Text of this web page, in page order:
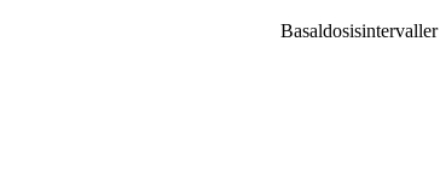
Basaldosisintervaller